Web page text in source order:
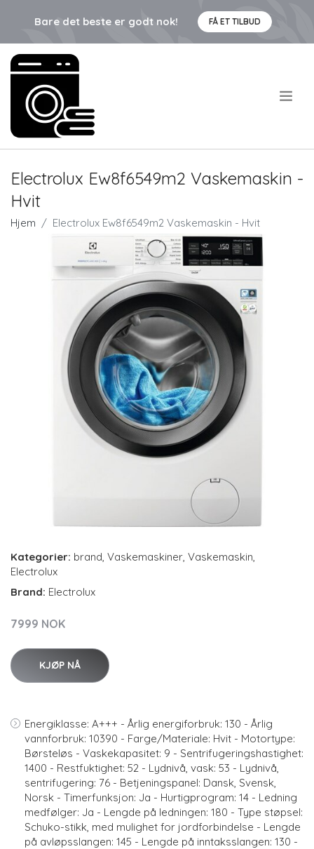
Bare det beste er godt nok! FÅ ET TILBUD
Electrolux Ew8f6549m2 Vaskemaskin -
Hvit
Hjem Electrolux Ew8f6549m2 Vaskemaskin - Hvit
Kategorier: brand, Vaskemaskiner, Vaskemaskin,
Electrolux
Brand: Electrolux
7999 NOK
KJØP NÅ
Energiklasse: A+++ - Årlig energiforbruk: 130 - Årlig
vannforbruk: 10390 - Farge/Materiale: Hvit - Motortype:
Børsteløs - Vaskekapasitet: 9 - Sentrifugeringshastighet:
1400 - Restfuktighet: 52 - Lydnivå, vask: 53 - Lydnivå,
sentrifugering: 76 - Betjeningspanel: Dansk, Svensk,
Norsk - Timerfunksjon: Ja - Hurtigprogram: 14 - Ledning
medfølger: Ja - Lengde på ledningen: 180 - Type støpsel:
Schuko-stikk, med mulighet for jordforbindelse - Lengde
på avløpsslangen: 145 - Lengde på inntaksslangen: 130 -